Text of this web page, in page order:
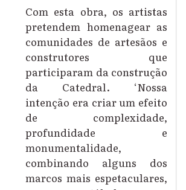
Com esta obra, os artistas
pretendem homenagear as
comunidades de artesãos e
construtores que
participaram da construção
da Catedral. ‘Nossa
intenção era criar um efeito
de complexidade,
profundidade e
monumentalidade,
combinando alguns dos
marcos mais espetaculares,